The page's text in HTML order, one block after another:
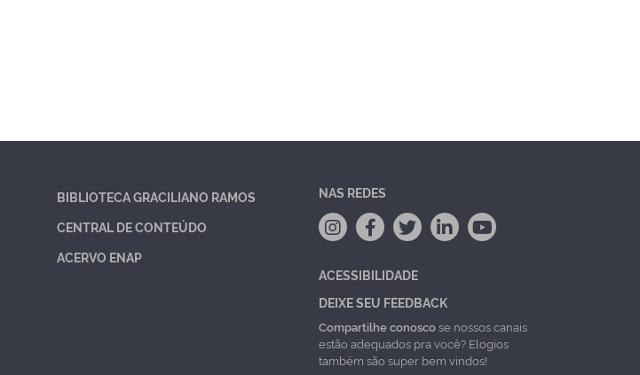
BIBLIOTECA GRACILIANO RAMOS
CENTRAL DE CONTEÚDO
ACERVO ENAP
NAS REDES
ACESSIBILIDADE
DEIXE SEU FEEDBACK
Compartilhe conoscose nossos canais
estão adequados pra você? Elogios
também são super bem vindos!